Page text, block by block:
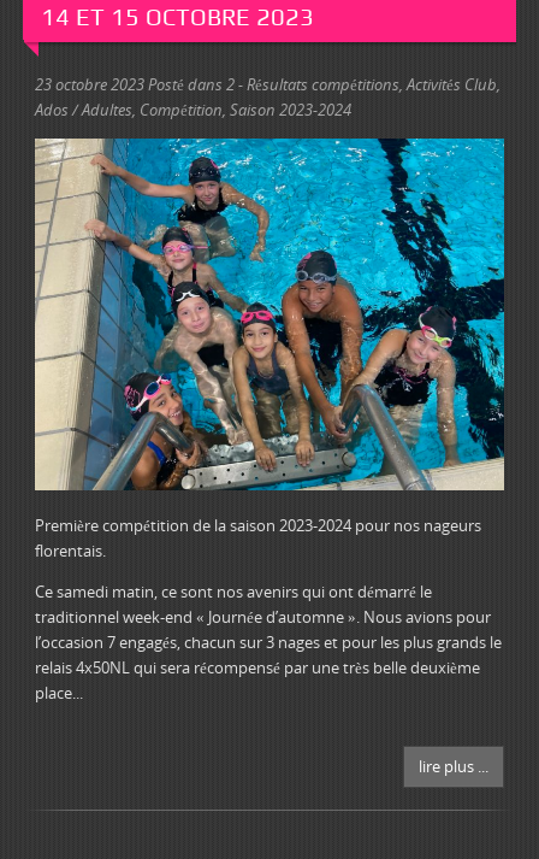
14 ET 15 OCTOBRE 2023
23 octobre 2023Posté dans 2 - Résultats compétitions,Activités Club,
Ados / Adultes, Compétition, Saison 2023-2024
Première compétition de la saison 2023-2024 pour nos nageurs
florentais.
Ce samedi matin, ce sont nos avenirs qui ont démarré le
traditionnel week-end « Journée d’automne ». Nous avions pour
l’occasion 7 engagés, chacun sur 3 nages et pour les plus grands le
relais 4x50NL qui sera récompensé par une très belle deuxième
place...
lire plus ...